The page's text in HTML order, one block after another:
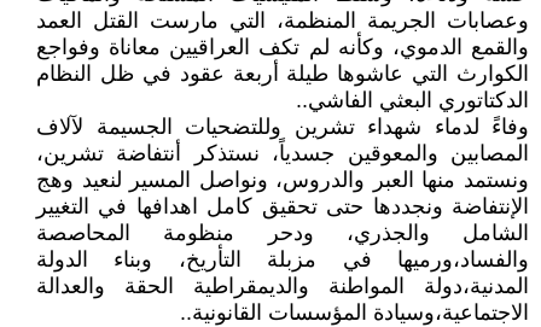
وعصابات الجريمة المنظمة، التي مارست القتل العمد
والقمع الدموي، وكأنه لم تكف العراقيين معاناة وفواجع
الكوارث التي عاشوها طيلة أربعة عقود في ظل النظام
الدكتاتوري البعثي الفاشي..
وفاءً لدماء شهداء تشرين وللتضحيات الجسيمة لآلاف
المصابين والمعوقين جسدياً، نستذكر أنتفاضة تشرين،
ونستمد منها العبر والدروس، ونواصل المسير لنعيد وهج
الإنتفاضة ونجددها حتى تحقيق كامل اهدافها في التغيير
الشامل والجذري، ودحر منظومة المحاصصة
والفساد،ورميها في مزبلة التأريخ، وبناء الدولة
المدنية،دولة المواطنة والديمقراطية الحقة والعدالة
الاجتماعية،وسيادة المؤسسات القانونية..